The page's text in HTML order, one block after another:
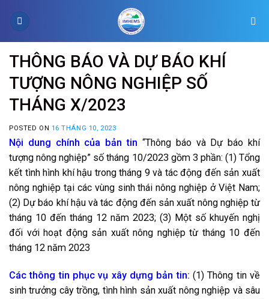
THÔNG BÁO VÀ DỰ BÁO KHÍ
TƯỢNG NÔNG NGHIỆP SỐ
THÁNG X/2023
POSTED ON 16 THÁNG 10, 2023
Nội dung chính của bản tin “Thông báo và Dự báo khí
tượng nông nghiệp” số tháng 10/2023 gồm 3 phần: (1) Tổng
kết tình hình khí hậu trong tháng 9 và tác động đến sản xuất
nông nghiệp tại các vùng sinh thái nông nghiệp ở Việt Nam;
(2) Dự báo khí hậu và tác động đến sản xuất nông nghiệp từ
tháng 10 đến tháng 12 năm 2023; (3) Một số khuyến nghị
đối với hoạt động sản xuất nông nghiệp từ tháng 10 đến
tháng 12 năm 2023
Các thông tin phục vụ xây dựng bản tin: (1) Thông tin về
sinh trưởng cây trồng, tình hình sản xuất nông nghiệp và sâu